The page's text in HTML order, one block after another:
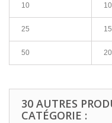
10
25
50
30 AUTRES
CATÉGORIE :